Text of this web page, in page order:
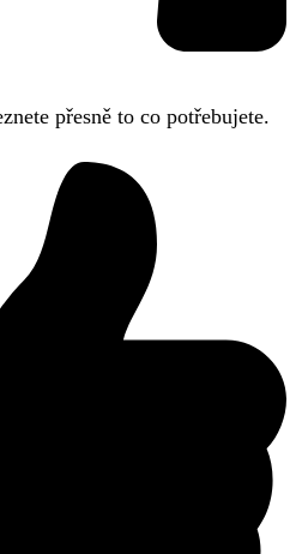
přesně to co potřebujete.